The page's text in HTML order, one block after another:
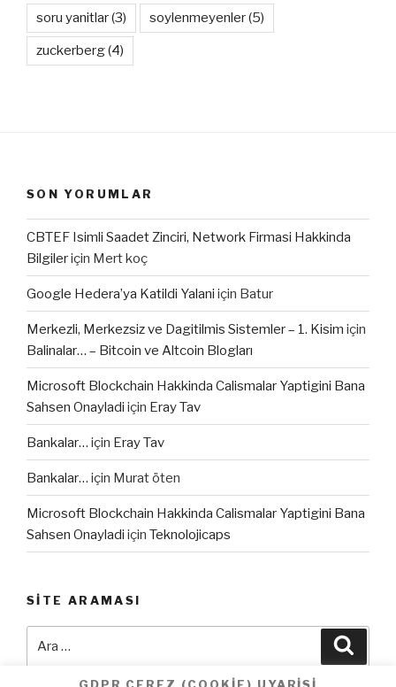
soru yanitlar(3) soylenmeyenler(5)
zuckerberg(4)
SON YORUMLAR
CBTEF Isimli Saadet Zinciri, Network Firmasi Hakkinda
Bilgileriçin Mert koç
Google Hedera’ya Katildi Yalani için Batur
Merkezli, Merkezsiz ve Dagitilmis Sistemler – 1. Kisim için
Balinalar… – Bitcoin ve Altcoin Blogları
Microsoft Blockchain Hakkinda Calismalar Yaptigini Bana
Sahsen Onayladi için Eray Tav
Bankalar… için Eray Tav
Bankalar… için Murat öten
Microsoft Blockchain Hakkinda Calismalar Yaptigini Bana
Sahsen Onayladi için Teknolojicaps
SITE ARAMASI